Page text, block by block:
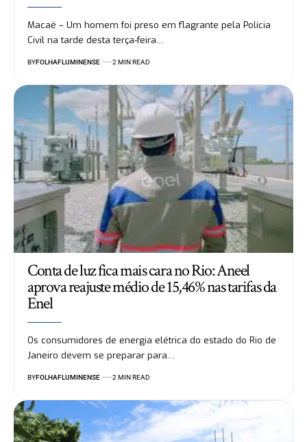
Macaé – Um homem foi preso em flagrante pela Polícia
Civil na tarde desta terça-feira…
BYFOLHAFLUMINENSE 2 MIN READ
Conta de luz fica mais cara no Rio: Aneel
aprova reajuste médio de 15,46% nas tarifas da
Enel
Os consumidores de energia elétrica do estado do Rio de
Janeiro devem se preparar para…
BYFOLHAFLUMINENSE 2 MIN READ